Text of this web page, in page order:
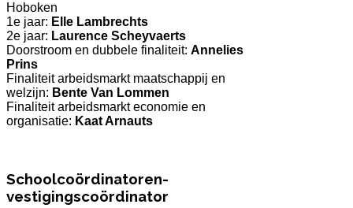
Hoboken
1e jaar: Elle Lambrechts
2e jaar: Laurence Scheyvaerts
Doorstroom en dubbele finaliteit: Annelies
Prins
Finaliteit arbeidsmarkt maatschappij en
welzijn: Bente Van Lommen
Finaliteit arbeidsmarkt economie en
organisatie: Kaat Arnauts
Schoolcoördinatoren-
vestigingscoördinator